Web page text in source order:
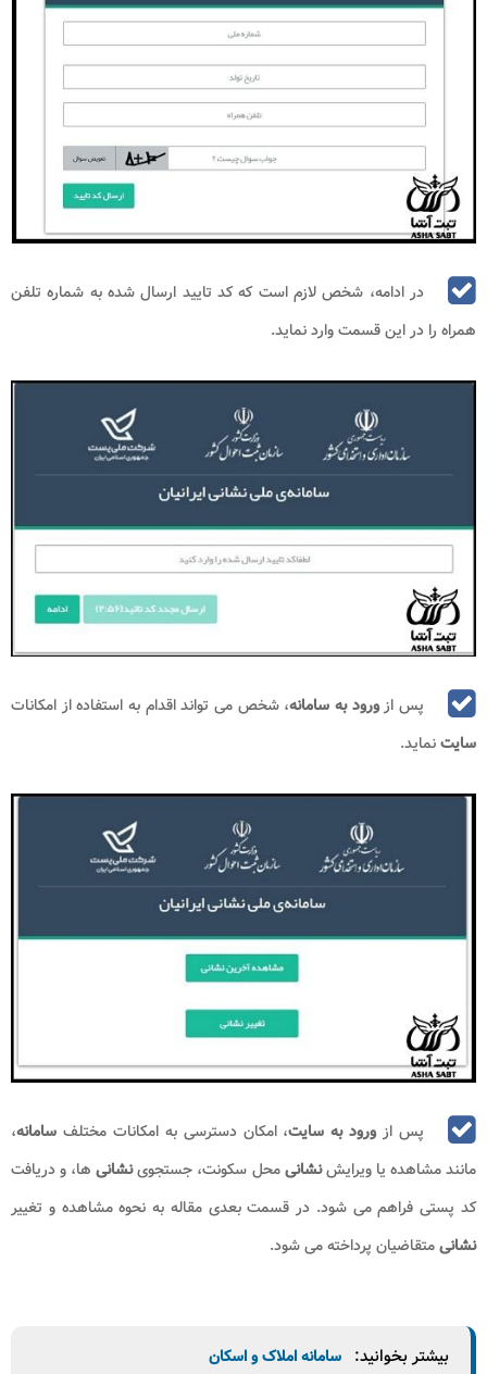
در ادامه، شخص لازم است که کد تایید ارسال شده به شماره تلفن
همراه را در این قسمت وارد نماید.
پس ازورود به سامانه، شخص می تواند اقدام به استفاده از امکانات
سایتنماید.
پس از ورود به سایت، امکان دسترسی به امکانات مختلف سامانه،
مانند مشاهده یا ویرایشنشانیمحل سکونت، جستجوینشانی ها، و دریافت
کد پستی فراهم می شود. در قسمت بعدی مقاله به نحوه مشاهده و تغییر
نشانیمتقاضیان پرداخته می شود.
بیشتر بخوانید: سامانه املاک و اسکان